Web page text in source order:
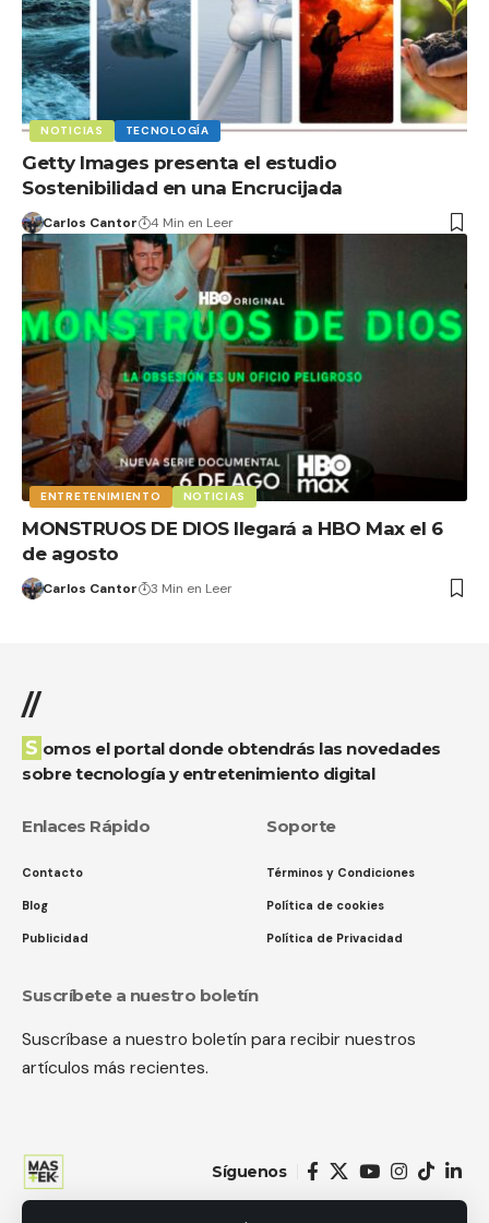
NOTICIAS TECNOLOGÍA
Getty Images presenta el estudio
Sostenibilidad en una Encrucijada
Carlos Cantor 4 Min en Leer
ENTRETENIMIENTO NOTICIAS
MONSTRUOS DE DIOS llegará a HBO Max el 6
de agosto
Carlos Cantor 3 Min en Leer
//
Somos el portal donde obtendrás las novedades
sobre tecnología y entretenimiento digital
Enlaces Rápido
Contacto
Blog
Publicidad
Soporte
Términos y Condiciones
Política de cookies
Política de Privacidad
Suscríbete a nuestro boletín
Suscríbase a nuestro boletín para recibir nuestros
artículos más recientes.
Síguenos